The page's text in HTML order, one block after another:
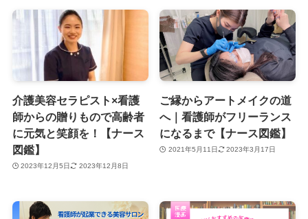
介護美容セラピスト×看護
師からの贈りもので高齢者
に元気と笑顔を！【ナース
図鑑】
2023年12月5日 2023年12月8日
ご縁からアートメイクの道
へ｜看護師がフリーランス
になるまで【ナース図鑑】
2021年5月11日 2023年3月17日